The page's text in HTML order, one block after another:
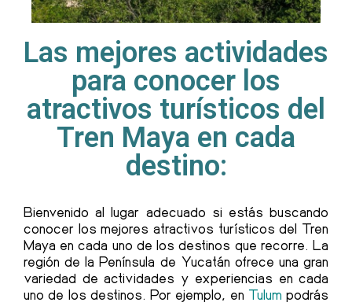
Las mejores actividades
para conocer los
atractivos turísticos del
Tren Maya en cada
destino:
Bienvenido al lugar adecuado si estás buscando
conocer los mejores atractivos turísticos del Tren
Maya en cada uno de los destinos que recorre. La
región de la Península de Yucatán ofrece una gran
variedad de actividades y experiencias en cada
uno de los destinos. Por ejemplo, en Tulum podrás